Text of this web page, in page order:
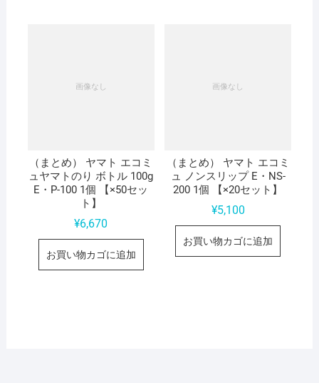
（まとめ） ヤマト エコミ
ュヤマトのり ボトル 100g
E・P-100 1個 【×50セッ
ト】
¥6,670
お買い物カゴに追加
（まとめ） ヤマト エコミ
ュ ノンスリップ E・NS-
200 1個 【×20セット】
¥5,100
お買い物カゴに追加